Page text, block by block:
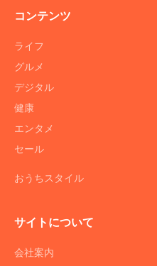
コンテンツ
ライフ
グルメ
デジタル
健康
エンタメ
セール
おうちスタイル
サイトについて
会社案内